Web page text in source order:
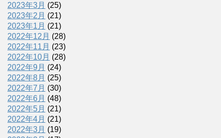
2023年3月 (25)
2023年2月 (21)
2023年1月 (21)
2022年12月 (28)
2022年11月 (23)
2022年10月 (28)
2022年9月 (24)
2022年8月 (25)
2022年7月 (30)
2022年6月 (48)
2022年5月 (21)
2022年4月 (21)
2022年3月 (19)